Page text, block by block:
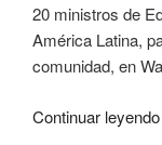
20 ministros de
América Latina,
comunidad, en
Continuar leyendo